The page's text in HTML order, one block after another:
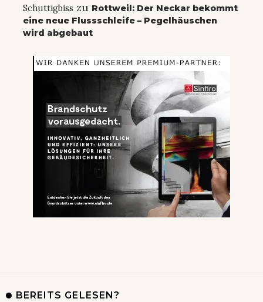
Schuttigbiss zu Rottweil: Der Neckar bekommt
eine neue Flussschleife – Pegelhäuschen
wird abgebaut
BEREITS GELESEN?